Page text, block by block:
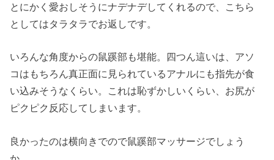
とにかく愛おしそうにナデナデしてくれるので、こちら
としてはタラタラでお返しです。
いろんな角度からの鼠蹊部も堪能。四つん這いは、アソ
コはもちろん真正面に見られているアナルにも指先が食
い込みそうなくらい。これは恥ずかしいくらい、お尻が
ピクピク反応してしまいます。
良かったのは横向きでので鼠蹊部マッサージでしょう